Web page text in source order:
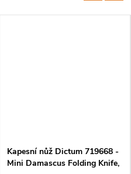
Kapesní nůž Dictum 719668 -
Mini Damascus Folding Knife,